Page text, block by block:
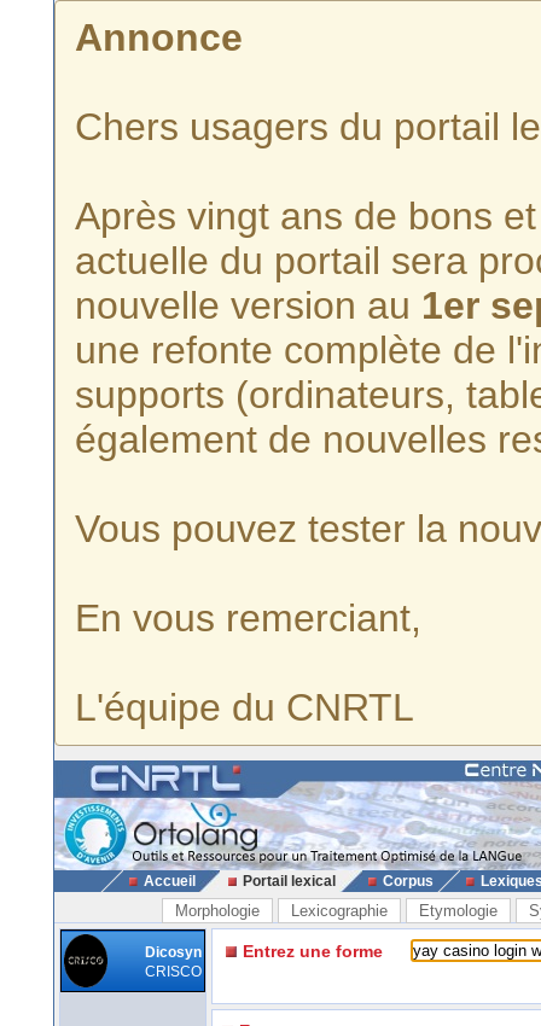
Annonce
Chers usagers du portail
Après vingt ans de bons
actuelle du portail sera
nouvelle version au 1er
une refonte complète de
supports (ordinateurs,
également de nouvelles
Vous pouvez tester la
En vous remerciant,
L'équipe du CNRTL
Accueil Portail lexical Corpus
Morphologie Lexicographie Etymologie
Dicosyn
CRISCO
Entrez une forme